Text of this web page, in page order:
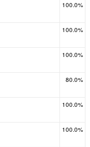
100.0%
100.0%
100.0%
80.0%
100.0%
100.0%